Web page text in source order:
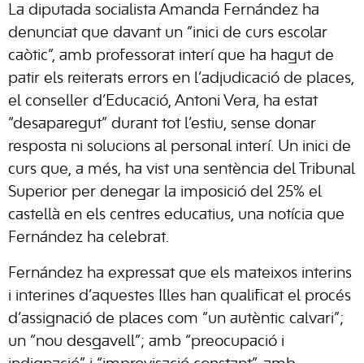
La diputada socialista Amanda Fernández ha
denunciat que davant un “inici de curs escolar
caòtic”, amb professorat interí que ha hagut de
patir els reiterats errors en l’adjudicació de places,
el conseller d’Educació, Antoni Vera, ha estat
“desaparegut” durant tot l’estiu, sense donar
resposta ni solucions al personal interí. Un inici de
curs que, a més, ha vist una sentència del Tribunal
Superior per denegar la imposició del 25% el
castellà en els centres educatius, una notícia que
Fernández ha celebrat.
Fernández ha expressat que els mateixos interins
i interines d’aquestes Illes han qualificat el procés
d’assignació de places com “un autèntic calvari”;
un “nou desgavell”; amb “preocupació i